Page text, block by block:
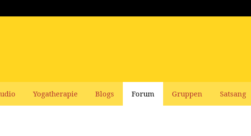
Yogatherapie Blogs Forum Gruppen Satsang